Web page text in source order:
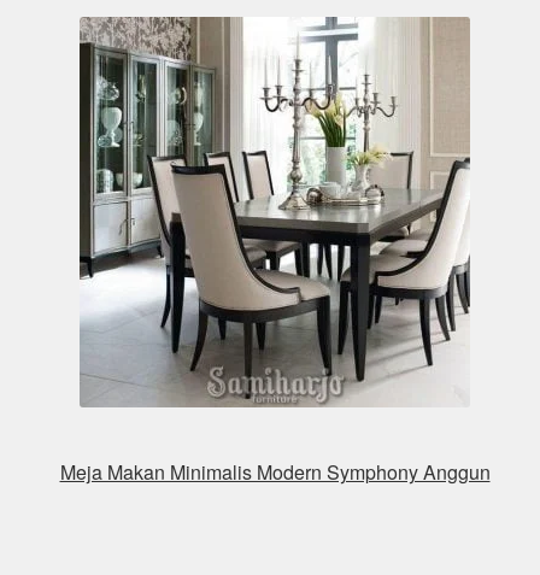
Meja Makan Minimalis Modern Symphony Anggun